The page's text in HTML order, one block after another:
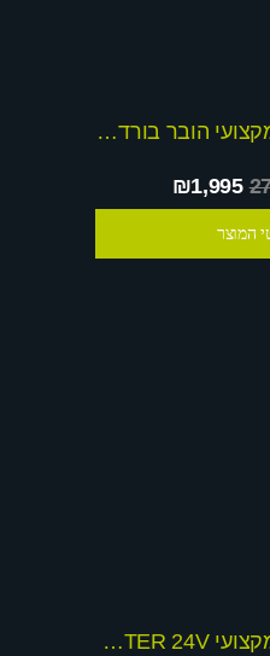
קורקינט חשמלי מקצועי הובר בורד שכבש את המדינה. גלגלים גדולים ואיכותיים חזק ועוצמתי ובעיצוב מדליק ואופנתי!
₪1,995
המוצר
קורקינט חשמלי מקצועי SCOOTER 24V דגם 8600 הזהרו מחיקויים !!!